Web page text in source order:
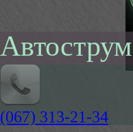
Автострум
(067) 313-21-34